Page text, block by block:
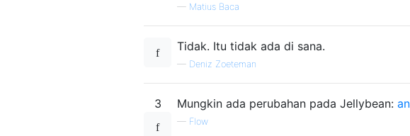
— Matius Baca
Tidak. Itu tidak ada di sana.
— Deniz Zoeteman
3 Mungkin ada perubahan pada Jellybean:
— Flow